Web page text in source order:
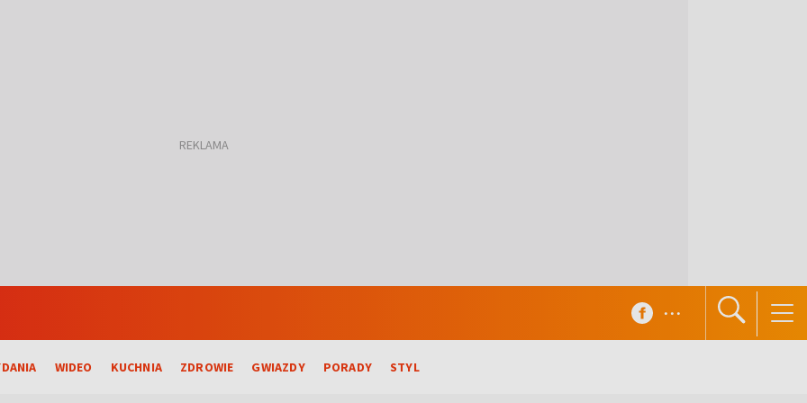
WIDEO KUCHNIA ZDROWIE GWIAZDY PORADY STYL
...